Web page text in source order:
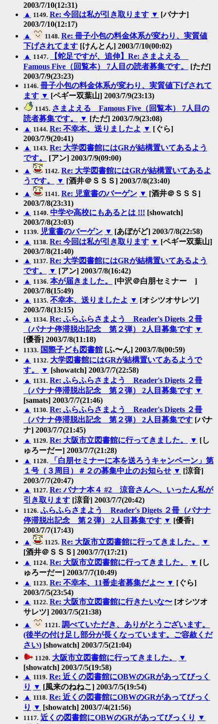
2003/7/10(12:31)
▲ 1149. Re: 今回は私が引き取ります ▼ [バナナ]
2003/7/10(12:17)
▲
1148. Re: 冊子小包の料金体系が変わり、実質値
下げされてます [けんとん] 2003/7/10(00:02)
▲ 1147.
【蛇足ですが、追伸】Re: さまよえる
Famous Five（回覧本） 7人目の読者募集です。
[ただ]
2003/7/9(23:23)
1146. 冊子小包の料金体系が変わり、実質値下げされて
ます ▼ [ペギー双葉山] 2003/7/9(23:13)
1145. さまよえる Famous Five（回覧本） 7人目の
読者募集です。
▼ [ただ] 2003/7/9(23:08)
▲ 1144. Re: 不幸本、送りましたよ ▼ [ぐら]
2003/7/9(20:41)
▲ 1143. Re: 大学図書館にはGRが結構置いてあるよう
です。
[アン] 2003/7/9(09:00)
▲
1142. Re: 大学図書館にはGRが結構置いてあるよ
うです。
▼ [酒井＠ＳＳＳ] 2003/7/8(23:40)
▲
1141. Re: 児童書のバーゲン ▼ [酒井＠ＳＳＳ]
2003/7/8(23:31)
▲ 1140. 中学や高校にもあるとは !!! [showatch]
2003/7/8(23:03)
1139. 児童書のバーゲン ▼ [あぼがど] 2003/7/8(22:58)
▲ 1138. Re: 今回は私が引き取ります ▼ [ペギー双葉山]
2003/7/8(21:40)
▲ 1137. Re: 大学図書館にはGRが結構置いてあるよう
です。
▼ [アン] 2003/7/8(16:42)
▲ 1136. 本が届きました。
[中沢＠白朋セミナー ]
2003/7/8(15:49)
▲ 1135. 不幸本、送りましたよ ▼ [オシツオサレツ]
2003/7/8(13:15)
▲ 1134. Re: ふらふらさまよう Reader's Digets ２冊
（バナナ停滞脱出記念 第２弾） 2人目募集です ▼
[優香] 2003/7/8(11:18)
1133. 国際子ども図書館 [ふ〜ん] 2003/7/8(00:59)
▲ 1132. 大学図書館にはGRが結構置いてあるようで
す。
▼ [showatch] 2003/7/7(22:58)
▲ 1131. Re: ふらふらさまよう Reader's Digets ２冊
（バナナ停滞脱出記念 第２弾） 2人目募集です ▼
[samats] 2003/7/7(21:46)
▲ 1130. Re: ふらふらさまよう Reader's Digets ２冊
（バナナ停滞脱出記念 第２弾） 2人目募集です [バナ
ナ] 2003/7/7(21:45)
▲ 1129. Re: 大阪市立図書館に行ってきました。 ▼ [し
ゅろーだー] 2003/7/7(21:28)
▲ 1128.
「白朋セミナーに本を送ろうキャンペーン」第
１号（３周目）＃２の募集中止のお知らせ ▼ [涼音]
2003/7/7(20:47)
▲ 1127. Re: バナナ本４ #2 涼音さんへ、いったん私が
引き取ります [涼音] 2003/7/7(20:42)
1126. ふらふらさまよう Reader's Digets ２冊（バナナ
停滞脱出記念 第２弾） 2人目募集です ▼ [優香]
2003/7/7(17:43)
▲
1125. Re: 大阪市立図書館に行ってきました。
▼
[酒井＠ＳＳＳ] 2003/7/7(17:21)
▲ 1124. Re: 大阪市立図書館に行ってきました。 ▼ [し
ゅろーだー] 2003/7/7(10:49)
▲ 1123. Re: 不幸本、11番走者募集だよ〜 ▼ [ぐら]
2003/7/5(23:54)
▲ 1122. Re: 大阪市立図書館に行きたいな〜 [オシツオ
サレツ] 2003/7/5(21:38)
▲
1121. 調べていただき、ありがとうございます。
(後半の付け足し部分が長くなっています。ご容赦くだ
さい) [showatch] 2003/7/5(21:04)
1120. 大阪市立図書館に行ってきました。
▼
[showatch] 2003/7/5(19:58)
▲ 1119. Re: 近くの図書館にOBWのGRがあってびっく
り ▼ [風来のねねこ] 2003/7/5(19:54)
▲ 1118. Re: 近くの図書館にOBWのGRがあってびっく
り ▼ [showatch] 2003/7/4(21:56)
1117. 近くの図書館にOBWのGRがあってびっくり ▼